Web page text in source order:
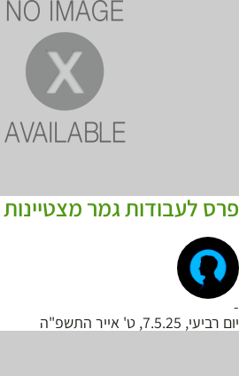
פרס לעבודות גמר
-
יום רביעי, 7.5.25, ט' אייר התשפ"ה